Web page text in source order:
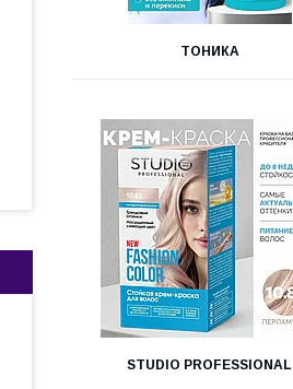
ТОНИКА
STUDIO PROFESSIONAL